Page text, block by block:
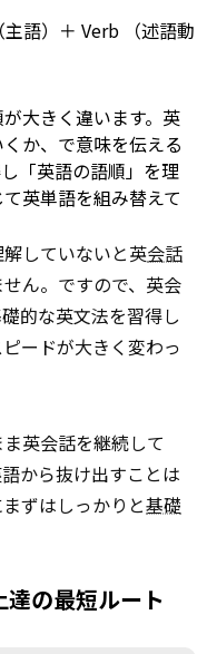
主語）＋ Verb （述語動
大きく違います。英
か、で意味を伝える
「英語の語順」を理
英単語を組み替えて
していないと英会話
ん。ですので、英会
的な英文法を習得し
ードが大きく変わっ
英会話を継続して
から抜け出すことは
ずはしっかりと基礎
の最短ルート